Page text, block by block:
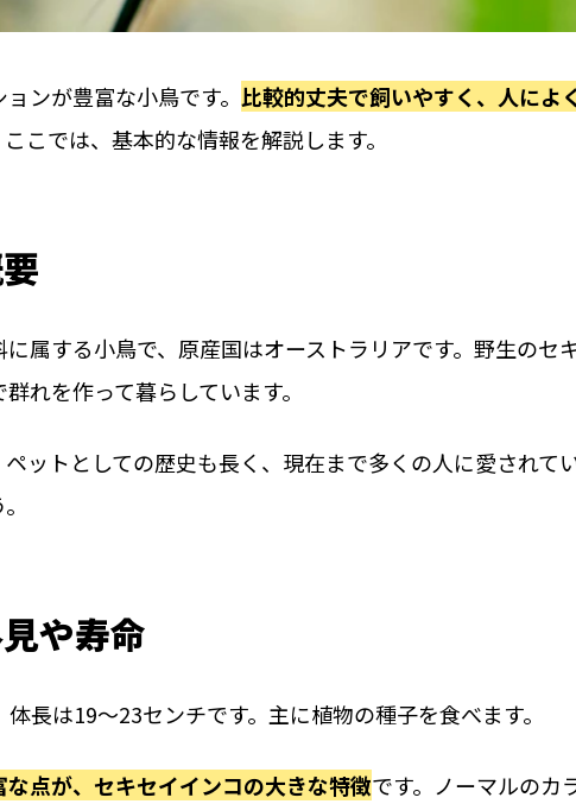
ンが豊富な小鳥です。 比較的丈夫で飼いやすく、人によ
こでは、基本的な情報を解説します。
属する小鳥で、原産国はオーストラリアです。野生のセ
れを作って暮らしています。
ットとしての歴史も長く、現在まで多くの人に愛されて
や寿命
長は19～23センチです。主に植物の種子を食べます。
点が、セキセイインコの大きな特徴です。ノーマルのカ